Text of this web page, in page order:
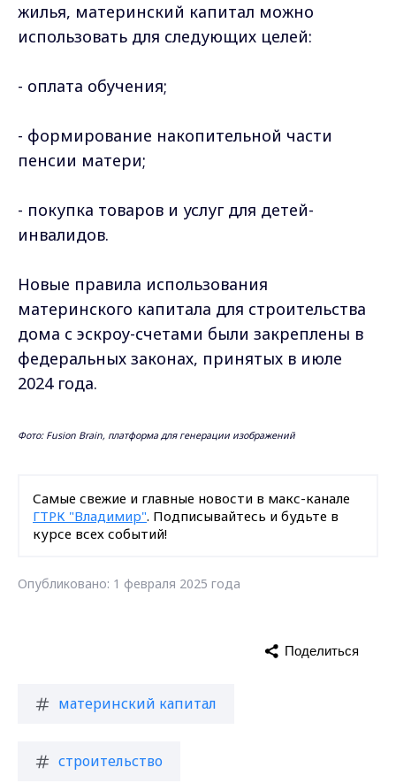
жилья, материнский капитал можно
использовать для следующих целей:
- оплата обучения;
- формирование накопительной части
пенсии матери;
- покупка товаров и услуг для детей-
инвалидов.
Новые правила использования
материнского капитала для строительства
дома с эскроу-счетами были закреплены в
федеральных законах, принятых в июле
2024 года.
Фото: Fusion Brain, платформа для генерации изображений
Самые свежие и главные новости в макс-канале
ГТРК "Владимир". Подписывайтесь и будьте в
курсе всех событий!
Опубликовано: 1 февраля 2025 года
материнский капитал
строительство
Поделиться